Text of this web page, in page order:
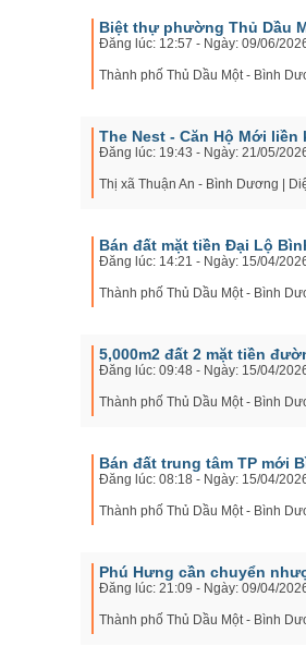
Biệt thự phường Thủ Dầu
Đăng lúc: 12:57 - Ngày: 09/06/
Thành phố Thủ Dầu Một - Bình
The Nest - Căn Hộ Mới liền
Đăng lúc: 19:43 - Ngày: 21/05/
Thị xã Thuận An - Bình Dương |
Bán đất mặt tiền Đại Lộ
Đăng lúc: 14:21 - Ngày: 15/04/
Thành phố Thủ Dầu Một - Bình
5,000m2 đất 2 mặt tiền
Đăng lúc: 09:48 - Ngày: 15/04/
Thành phố Thủ Dầu Một - Bình
Bán đất trung tâm TP mới
Đăng lúc: 08:18 - Ngày: 15/04/
Thành phố Thủ Dầu Một - Bình
Phú Hưng cần chuyển
Đăng lúc: 21:09 - Ngày: 09/04/
Thành phố Thủ Dầu Một - Bình